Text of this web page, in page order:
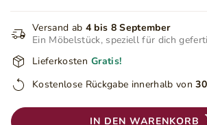
Versand ab 4 bis 8 September
Ein Möbelstück, speziell für dich
Lieferkosten Gratis!
Kostenlose Rückgabe innerhalb von
IN DEN WARENKORB